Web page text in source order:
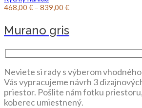
468,00 € – 839,00 €Price
through
Murano gris
Neviete si rady s výberom
Vás vypracujeme návrh 3
priestor. Pošlite nám fotku
koberec umiestnený.